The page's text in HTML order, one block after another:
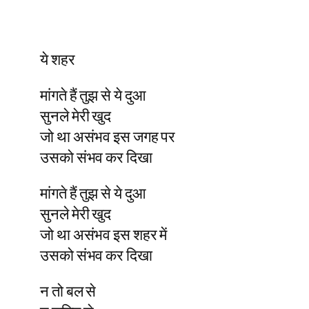
ये शहर
मांगते हैं तुझ से ये दुआ
सुनले मेरी खुद
जो था असंभव इस जगह पर
उसको संभव कर दिखा
मांगते हैं तुझ से ये दुआ
सुनले मेरी खुद
जो था असंभव इस शहर में
उसको संभव कर दिखा
न तो बल से